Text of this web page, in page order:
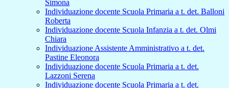
Simona
Individuazione docente Scuola Primaria a t. det. Balloni
Roberta
Individuazione docente Scuola Infanzia a t. det. Olmi
Chiara
Individuazione Assistente Amministrativo a t. det.
Pastine Eleonora
Individuazione docente Scuola Primaria a t. det.
Lazzoni Serena
Individuazione docente Scuola Primaria a t. det.